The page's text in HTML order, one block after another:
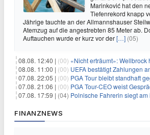
Marinković hat den
Tiefenrekord knapp
Jährige tauchte an der Allmannshauser
Atemzug auf die angestrebten 85 Meter ab.
Auftauchen wurde er kurz vor der[…] (05)
08.08. 12:40 | (00) «Nicht erträumt»: Wellbrock holt
08.08. 11:00 | (00) UEFA bestätigt Zahlungen an Ex-
07.08. 22:05 | (00) PGA Tour bleibt standhaft gegen LIV Golf Fusion
07.08. 21:06 | (00) PGA Tour-CEO weist Gespräche über eine Fusion mit LIV
07.08. 17:59 | (04) Polnische Fahrerin siegt am Mont
FINANZNEWS